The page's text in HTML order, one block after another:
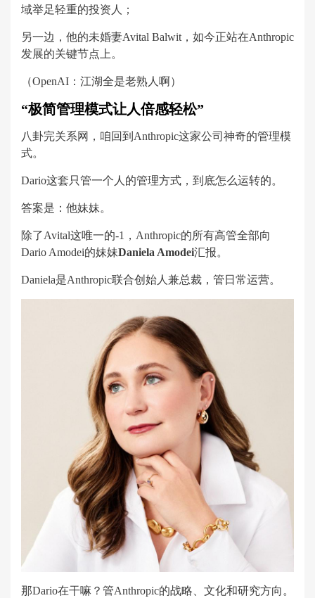
域举足轻重的投资人；
另一边，他的未婚妻Avital Balwit，如今正站在Anthropic
发展的关键节点上。
（OpenAI：江湖全是老熟人啊）
“极简管理模式让人倍感轻松”
八卦完关系网，咱回到Anthropic这家公司神奇的管理模
式。
Dario这套只管一个人的管理方式，到底怎么运转的。
答案是：他妹妹。
除了Avital这唯一的-1，Anthropic的所有高管全部向
Dario Amodei的妹妹Daniela Amodei汇报。
Daniela是Anthropic联合创始人兼总裁，管日常运营。
那Dario在干嘛？管Anthropic的战略、文化和研究方向。